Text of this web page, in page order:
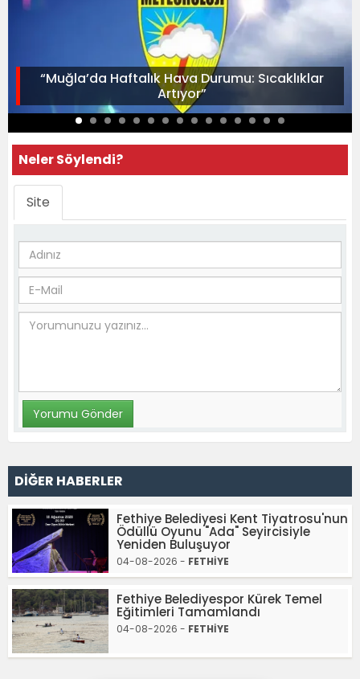
“Muğla’da Haftalık Hava Durumu: Sıcaklıklar
Artıyor”
Neler Söylendi?
Site
DİĞER HABERLER
Fethiye Belediyesi Kent Tiyatrosu'nun
Ödüllü Oyunu "Ada" Seyircisiyle
Yeniden Buluşuyor
04-08-2026 - FETHİYE
Fethiye Belediyespor Kürek Temel
Eğitimleri Tamamlandı
04-08-2026 - FETHİYE